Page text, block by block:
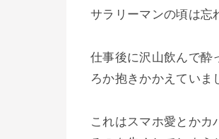
サラリーマンの頃は忘
仕事後に沢山飲んで酔
ろか抱きかかえていま
これはスマホ愛とかカ